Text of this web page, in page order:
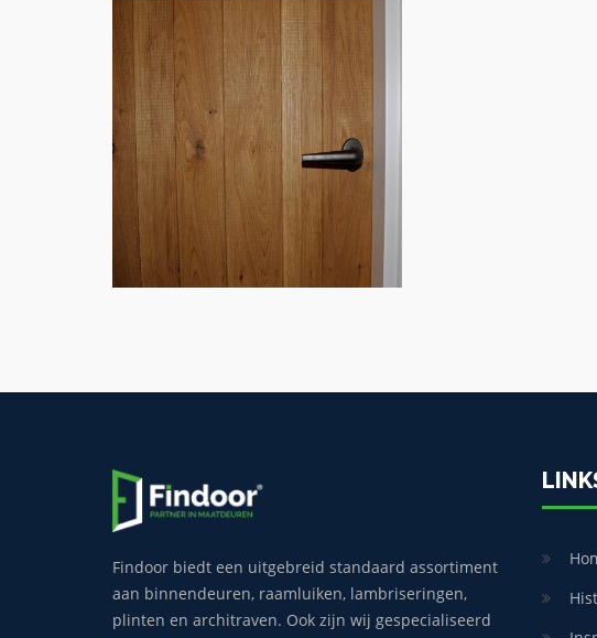
Findoor biedt een uitgebreid standaard assortiment
aan binnendeuren, raamluiken, lambriseringen,
plinten en architraven. Ook zijn wij gespecialiseerd